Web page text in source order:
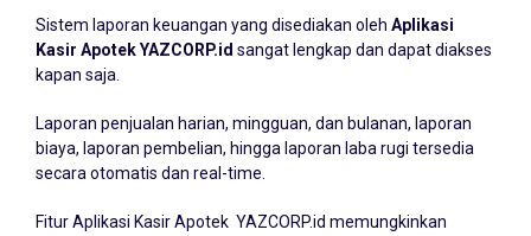
Sistem laporan keuangan yang disediakan oleh Aplikasi
Kasir Apotek YAZCORP.id sangat lengkap dan dapat diakses
kapan saja.
Laporan penjualan harian, mingguan, dan bulanan, laporan
biaya, laporan pembelian, hingga laporan laba rugi tersedia
secara otomatis dan real-time.
Fitur Aplikasi Kasir Apotek YAZCORP.id memungkinkan